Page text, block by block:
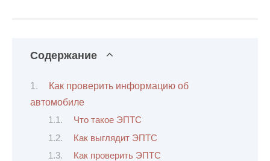
Содержание
Как проверить информацию об
автомобиле
Что такое ЭПТС
Как выглядит ЭПТС
Как проверить ЭПТС